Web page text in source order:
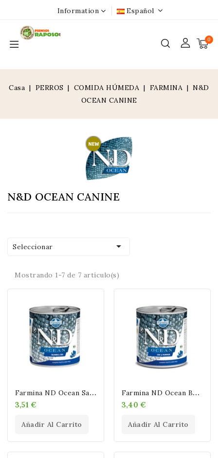
Information Español
0
Casa PERROS COMIDA HÚMEDA FARMINA
N&D
OCEAN CANINE
N&D OCEAN CANINE
Seleccionar 
Mostrando 1-7 de 7 artículo(s)
F
Armina ND Ocean Salmón Y Bacalao Latas Para Perros 285 Gr
3,51 €
Añadir Al Carrito
F
Armina ND Ocean Bacalao Y Calabaza Latas Para Perros 285 Gr
3,40 €
Añadir Al Carrito